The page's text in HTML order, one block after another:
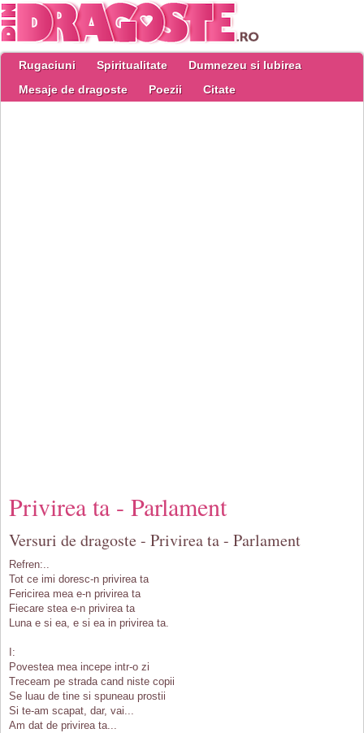
Rugaciuni Spiritualitate
Dumnezeu si Iubirea
Mesaje de dragoste
Poezii Citate
Privirea ta - Parlament
Versuri de dragoste - Privirea ta - Parlament
Refren:..
Tot ce imi doresc-n privirea ta
Fericirea mea e-n privirea ta
Fiecare stea e-n privirea ta
Luna e si ea, e si ea in privirea ta.
I:
Povestea mea incepe intr-o zi
Treceam pe strada cand niste copii
Se luau de tine si spuneau prostii
Si te-am scapat, dar, vai...
Am dat de privirea ta...